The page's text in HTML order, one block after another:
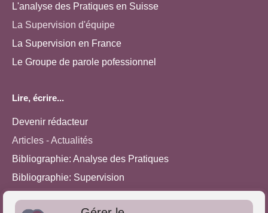
L'analyse des Pratiques en Suisse
La Supervision d'équipe
La Supervision en France
Le Groupe de parole pofessionnel
Lire, écrire...
Devenir rédacteur
Articles - Actualités
Bibliographie: Analyse des Pratiques
Bibliographie: Supervision